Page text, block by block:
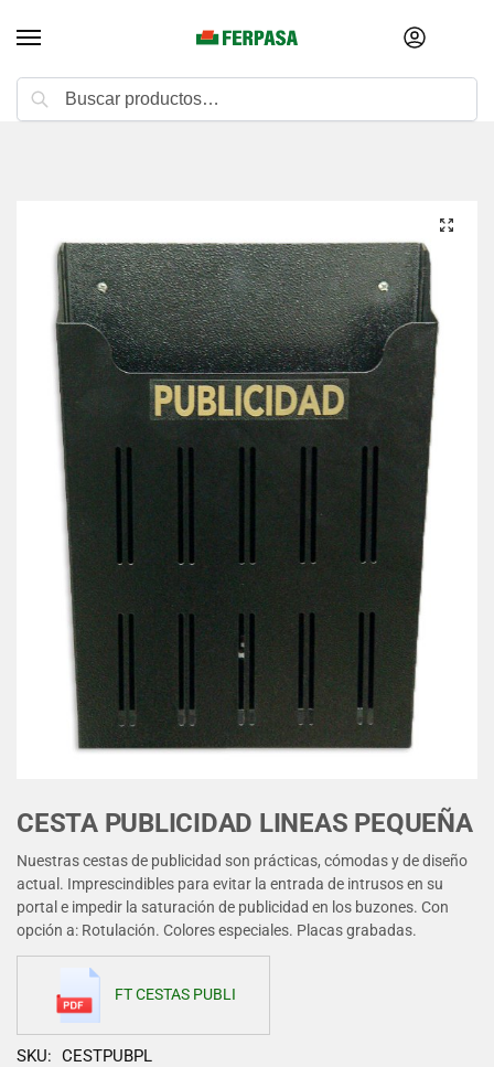
CESTA PUBLICIDAD LINEAS PEQUEÑA
SKU: CESTPUBPL
Nuestras cestas de publicidad son prácticas, cómodas y de diseño
actual. Imprescindibles para evitar la entrada de intrusos en su
portal e impedir la saturación de publicidad en los buzones. Con
opción a: Rotulación. Colores especiales. Placas grabadas.
FT CESTAS PUBLI